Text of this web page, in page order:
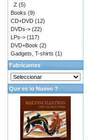
Z (5)
Books (9)
CD+DVD (12)
DVDs-> (22)
LPs-> (117)
DVD+Book (2)
Gadgets, T-shirts (1)
Fabricantes
Que es lo Nuevo ?